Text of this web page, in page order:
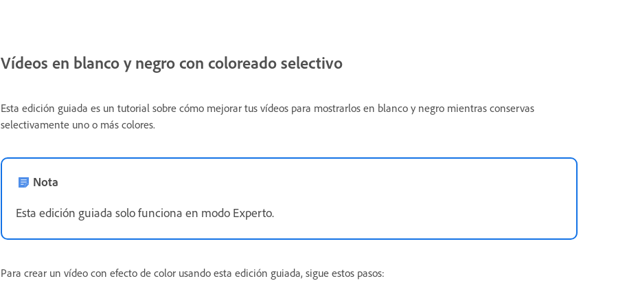
Vídeos en blanco y negro con coloreado selectivo
Esta edición guiada es un tutorial sobre cómo mejorar tus vídeos para mostrarlos en blanco y negro mientras conservas
selectivamente uno o más colores.
Nota
Esta edición guiada solo funciona en modo Experto.
Para crear un vídeo con efecto de color usando esta edición guiada, sigue estos pasos: